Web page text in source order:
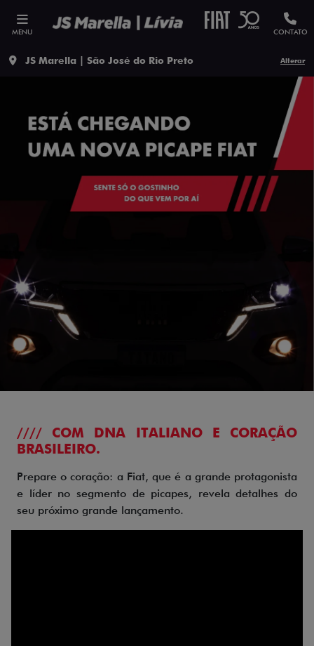
MENU CONTATO
JS Marella | São José do Rio Preto Alterar
//// COM DNA ITALIANO E CORAÇÃO
BRASILEIRO.
Prepare o coração: a Fiat, que é a grande protagonista
e líder no segmento de picapes, revela detalhes do
seu próximo grande lançamento.